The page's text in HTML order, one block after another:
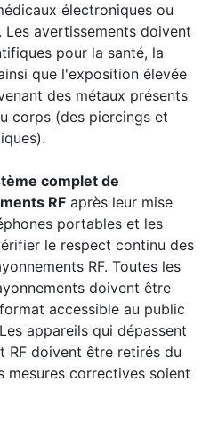
électroniques ou
avertissements doivent
pour la santé, la
que l'exposition élevée
des métaux présents
corps (des piercings et
complet de
RF après leur mise
portables et les
le respect continu des
RF. Toutes les
doivent être
accessible au public
appareils qui dépassent
RF doivent être retirés du
mesures correctives soient